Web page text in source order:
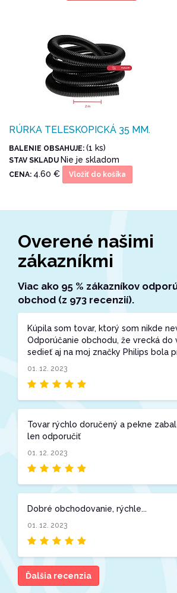
RÚRKA TELESKOPICKÁ 35 MM.
BALENIE OBSAHUJE: (1 ks)
STAV SKLADU Nie je skladom
CENA: 4.60 € Vložiť do košíka
Overené našimi
zákazníkmi
Viac ako 95 % zákazníkov
obchod (z 973 recenzií).
Kúpila som tovar, ktorý som nikde
Odporúčanie obchodu, že vrecká do
sedieť aj na moj značky Philips bola
01. 12. 2023
Tovar rýchlo doručený a pekne
len odporučiť
01. 12. 2023
Dobré obchodovanie, rýchle...
01. 12. 2023
Ďalšia recenzia